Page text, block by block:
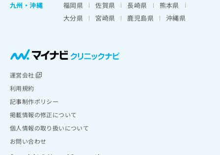
九州・沖縄
福岡県 佐賀県 長崎県
熊本県
大分県
宮崎県 鹿児島県 沖縄県
運営会社
利用規約
記事制作ポリシー
掲載情報の修正について
個人情報の取り扱いについて
お問い合わせ